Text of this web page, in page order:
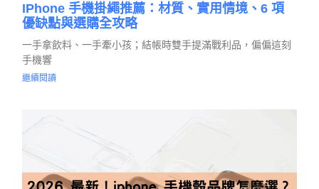
IPhone 手機掛繩推薦：材質、實用情境、6 項
優缺點與選購全攻略
一手拿飲料、一手牽小孩；結帳時雙手提滿戰利品，偏偏這刻
手機響
繼續閱讀